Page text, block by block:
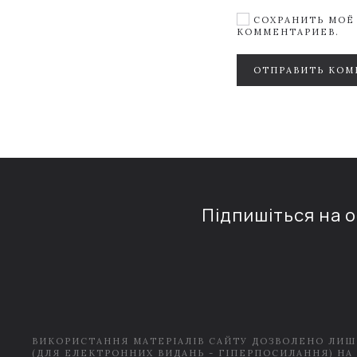
СОХРАНИТЬ МОЁ
КОММЕНТАРИЕВ.
ОТПРАВИТЬ
Підпишіться на
ВИКОРИСТАННЯ МАТЕРІАЛІВ САЙТУ ДОЗВОЛЕНО
(ДЛЯ ЕЛЕКТРОННИХ ВИДАНЬ - ГІПЕРПОСИЛАННЯ) НА